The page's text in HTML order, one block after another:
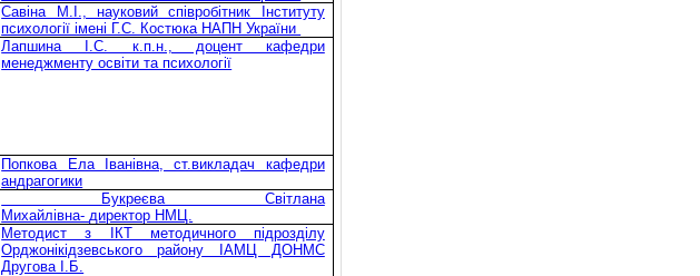
Савіна М.І., науковий співробітник Інституту
психології імені Г.С. Костюка НАПН України
Лапшина І.С. к.п.н., доцент кафедри
менеджменту освіти та психології
Попкова Ела Іванівна, ст.викладач кафедри
андрагогики
Букреєва Світлана
Михайлівна-директор НМЦ.
Методист з ІКТ методичного підрозділу
Орджонікідзевського району ІАМЦ ДОНМС
Другова І.Б.